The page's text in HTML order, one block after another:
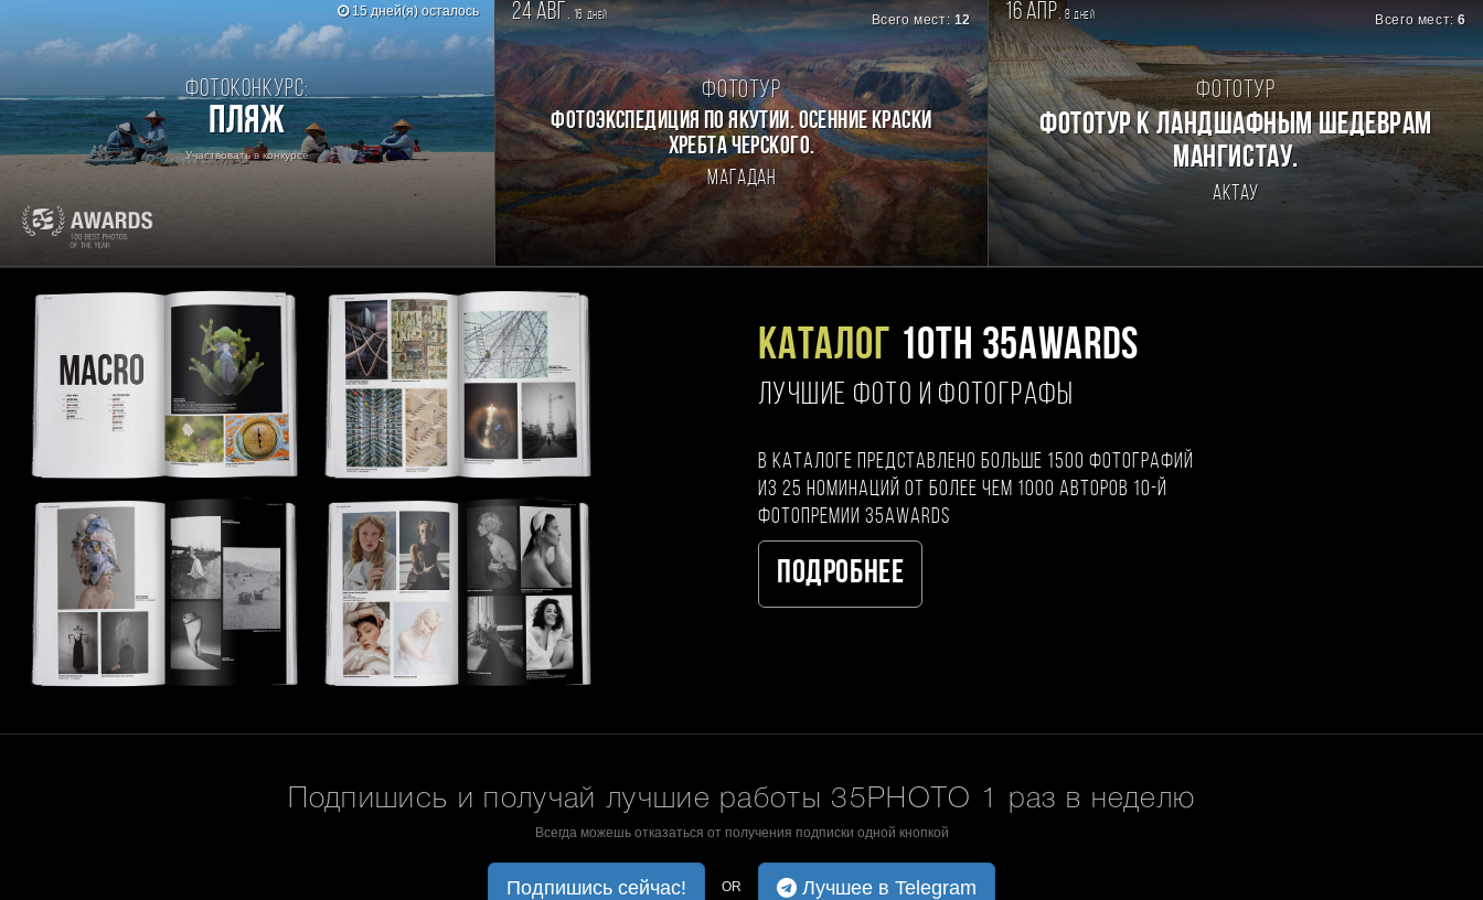
Фотоконкурс:
Пляж
Участвовать в конкурсе
15 дней(я) осталось 24 авг. 16 дней Всего мест: 12
Фототур
ФОТОЭКСПЕДИЦИЯ ПО ЯКУТИИ. ОСЕННИЕ КРАСКИ
ХРЕБТА ЧЕРСКОГО.
Магадан
16 апр. 8дней Всего мест:6
Фототур
Фототур к ландшафным шедеврам
Мангистау.
Актау
Каталог 10TH 35AWARDS
ЛУЧШИЕ ФОТО И ФОТОГРАФЫ
В каталоге представлено больше 1500 фотографий
из 25 номинаций от более чем 1000 авторов 10-й
фотопремии 35AWARDS
Подробнее
Подпишись и получай лучшие работы 35PHOTO 1 раз в неделю
Всегда можешь отказаться от получения подписки одной кнопкой
Подпишись сейчас! OR Лучшее в Telegram